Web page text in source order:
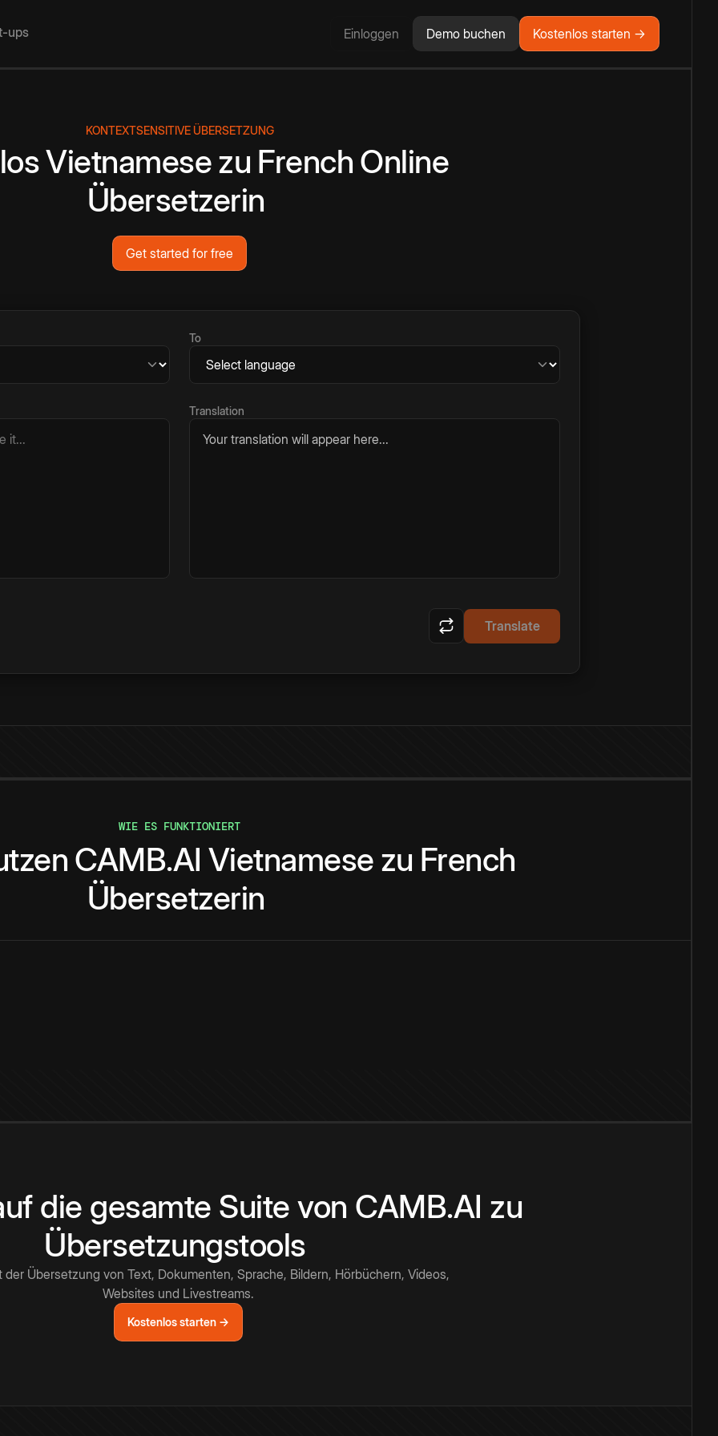
ups Einloggen Demo buchen Kostenlos starten →
KONTEXTSENSITIVE ÜBERSETZUNG
Vietnamesezu French Online
Übersetzerin
Get started for free
To
Translation
Your translation will appear here...
Translate
WIE ES FUNKTIONIERT
CAMB.AI Vietnamese zu French
Übersetzerin
die gesamte Suite von CAMB.AI zu
Übersetzungstools
der Übersetzung von Text, Dokumenten, Sprache, Bildern, Hörbüchern, Videos,
Websites und Livestreams.
Kostenlos starten →